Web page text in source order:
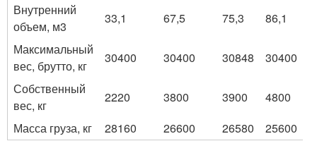
Внутренний
объем, м3
33,1 67,5 75,3
86,1
Максимальный
вес, брутто, кг
30400 30400 30848
30400
Собственный
вес, кг
2220 3800 3900
4800
Масса груза, кг
28160 26600 26580 25600